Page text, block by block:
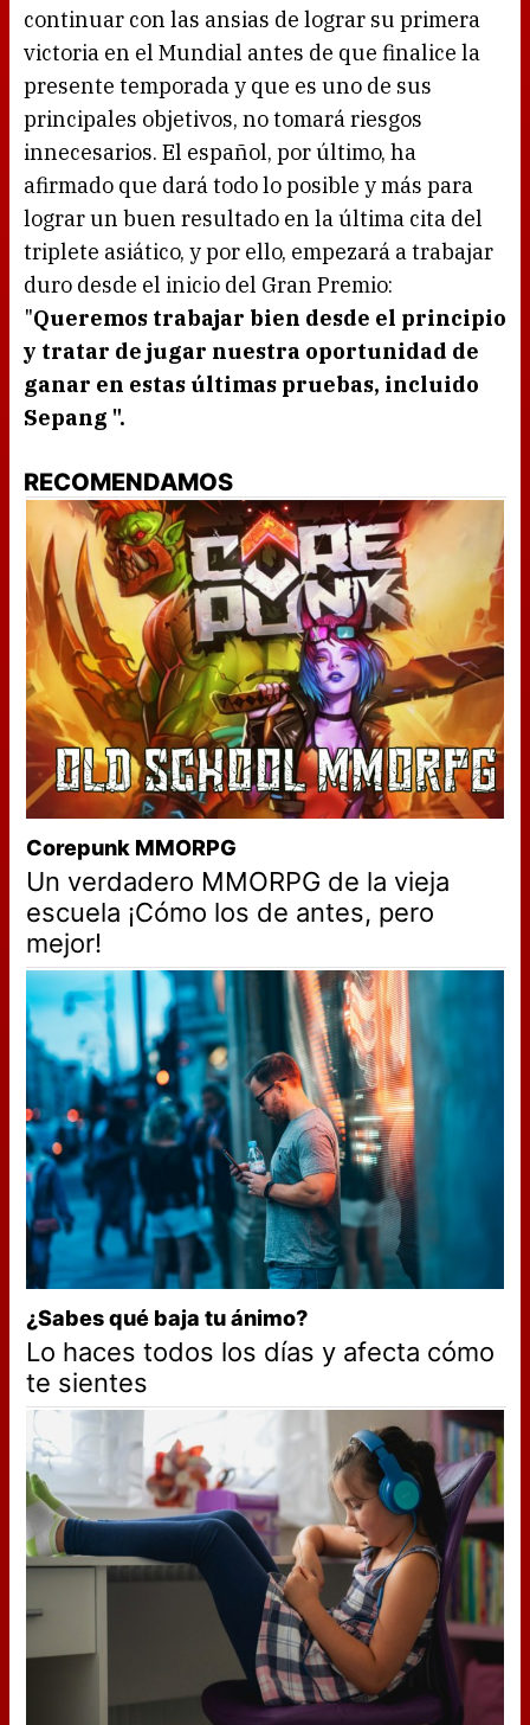
continuar con las ansias de lograr su primera
victoria en el Mundial antes de que finalice la
presente temporada y que es uno de sus
principales objetivos, no tomará riesgos
innecesarios. El español, por último, ha
afirmado que dará todo lo posible y más para
lograr un buen resultado en la última cita del
triplete asiático, y por ello, empezará a trabajar
duro desde el inicio del Gran Premio:
"Queremos trabajar bien desde el principio
y tratar de jugar nuestra oportunidad de
ganar en estas últimas pruebas, incluido
Sepang ".
RECOMENDAMOS
Corepunk MMORPG
Un verdadero MMORPG de la vieja
escuela ¡Cómo los de antes, pero
mejor!
¿Sabes qué baja tu ánimo?
Lo haces todos los días y afecta cómo
te sientes